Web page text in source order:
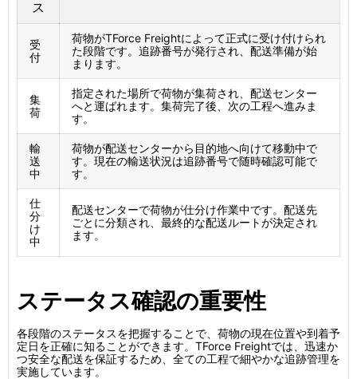
ス
受
付
荷物がTForce Freightによって正式に受け付けられ
た段階です。追跡番号が発行され、配送準備が始
まります。
集
荷
指定された場所で荷物が集荷され、配送センター
へと運ばれます。集荷完了後、次の工程へ進みま
す。
輸
送
中
荷物が配送センターから目的地へ向けて移動中で
す。現在の輸送状況は追跡番号で随時確認可能で
す。
仕
分
け
中
配送センターで荷物が仕分け作業中です。配送先
ごとに分類され、最終的な配送ルートが決定され
ます。
ステータス確認の重要性
各段階のステータスを把握することで、荷物の現在位置や到着予
定日を正確に知ることができます。TForce Freightでは、迅速か
つ安全な配送を保証するため、全ての工程で細やかな追跡管理を
実施しています。